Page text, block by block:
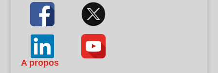
A propos